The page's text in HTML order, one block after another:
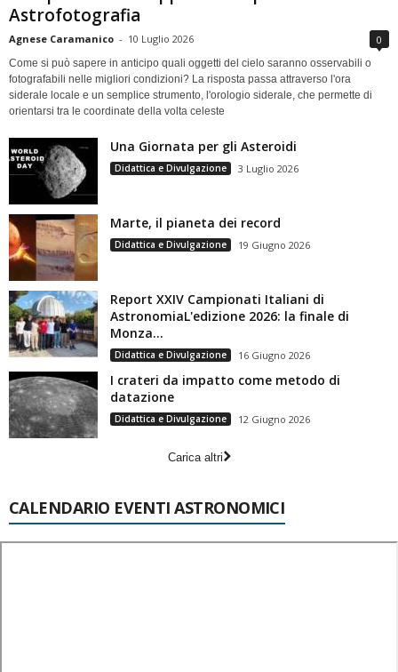
Astrofotografia
Agnese Caramanico - 10 Luglio 2026 0
Come si può sapere in anticipo quali oggetti del cielo saranno osservabili o
fotografabili nelle migliori condizioni? La risposta passa attraverso l'ora
siderale locale e un semplice strumento, l'orologio siderale, che permette di
orientarsi tra le coordinate della volta celeste
Una Giornata per gli Asteroidi
Didattica e Divulgazione 3 Luglio 2026
Marte, il pianeta dei record
Didattica e Divulgazione 19 Giugno 2026
Report XXIV Campionati Italiani di
AstronomiaL'edizione 2026: la finale di
Monza...
Didattica e Divulgazione 16 Giugno 2026
I crateri da impatto come metodo di
datazione
Didattica e Divulgazione 12 Giugno 2026
Carica altri
CALENDARIO EVENTI ASTRONOMICI